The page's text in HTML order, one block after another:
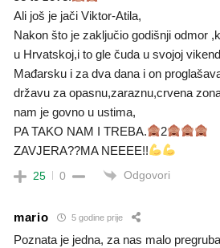
Ali još je jači Viktor-Atila,
Nakon što je zaključio godišnji odmor
u Hrvatskoj,i to gle čuda u svojoj
Mađarsku i za dva dana i on
državu za opasnu,zaraznu,crvena
nam je govno u ustima,
PA TAKO NAM I TREBA.
2
ZAVJERA??MA NEEEE!!
25 0 Odgovori
mario 5 godine prije
Poznata je jedna, za nas malo